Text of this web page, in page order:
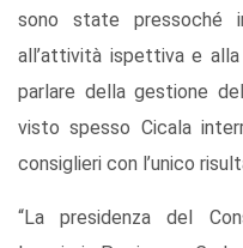
sono state pressoché
all’attività ispettiva e
parlare della gestione
visto spesso Cicala
consiglieri con l’unico
“La presidenza del